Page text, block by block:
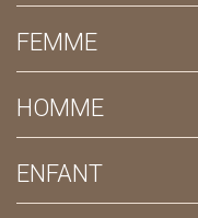
FEMME
HOMME
ENFANT